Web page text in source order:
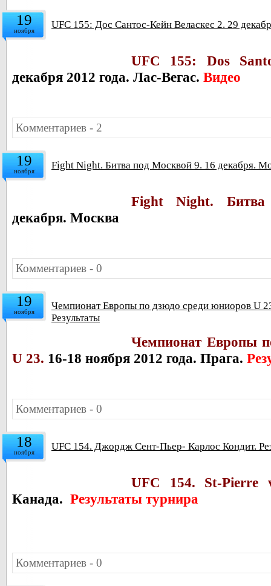
19
ноября UFC 155: Дос Сантос-Кейн Веласкес 2. 29
UFC 155: Dos
декабря 2012 года. Лас-Вегас. Видео
Комментариев - 2
19
ноября Fight Night. Битва под Москвой 9. 16 декабря.
Fight Night.
декабря. Москва
Комментариев - 0
19
ноября
Чемпионат Европы по дзюдо среди юниоров U
Результаты
Чемпионат Европы
U 23. 16-18 ноября 2012 года. Прага.
Комментариев - 0
18
ноября UFC 154. Джордж Сент-Пьер- Карлос Кондит.
UFC 154. St-Pierre
Канада. Результаты турнира
Комментариев - 0